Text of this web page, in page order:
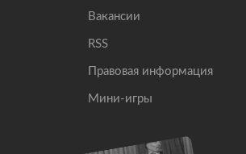
Вакансии
RSS
Правовая информация
Мини-игры